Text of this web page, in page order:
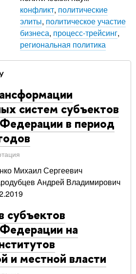
конфликт, политические
элиты, политическое участие
бизнеса, процесс-трейсинг,
региональная политика
систем субъектов
в период
Михаил Сергеевич
Андрей Владимирович
субъектов
на
и местной власти